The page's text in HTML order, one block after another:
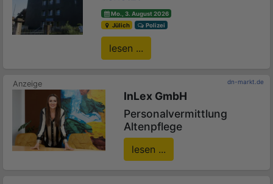
Mo., 3. August 2026
Jülich
Polizei
lesen ...
dn-markt.de
InLex GmbH
Personalvermittlung
Altenpflege
lesen ...